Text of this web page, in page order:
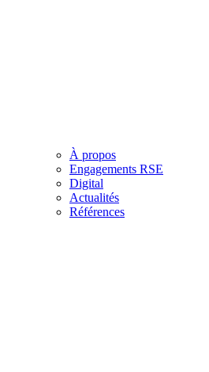
À propos
Engagements RSE
Digital
Actualités
Références